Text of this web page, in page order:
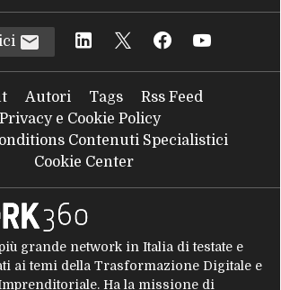
Autori Tags
Rss Feed
Privacy e Cookie Policy
Contenuti Specialistici
Cookie Center
grande network in Italia di testate e
ai temi della Trasformazione Digitale e
Ha la missione di